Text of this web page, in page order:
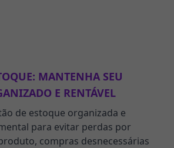
MANTENHA SEU
E RENTÁVEL
de estoque organizada e
para evitar perdas por
compras desnecessárias